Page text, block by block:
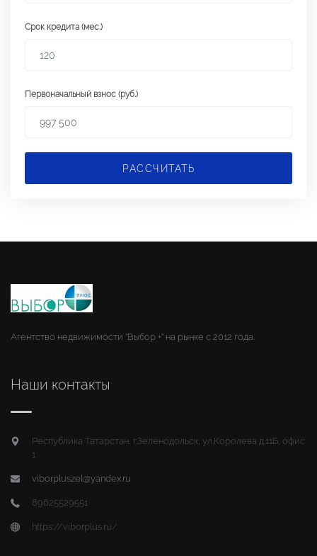
Срок кредита (мес.)
Первоначальный взнос (руб.)
РАССЧИТАТЬ
Агентство недвижимости "Выбор +" на рынке с 2012 года.
Наши контакты
Республика Татарстан, г.Зеленодольск, ул.Королева д.11Б, офис
1
viborpluszel@yandex.ru
89625529551
https://viborplus.ru/